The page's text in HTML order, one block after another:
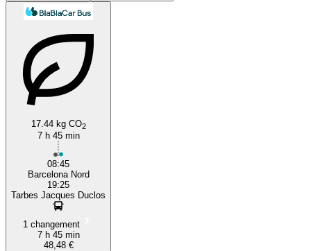
17.44 kg CO2
7 h 45 min
08:45
Barcelona Nord
19:25
Tarbes Jacques Duclos
1 changement
7 h 45 min
48,48 €